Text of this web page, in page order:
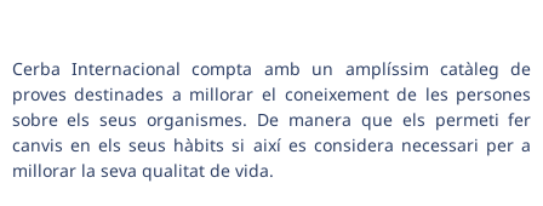
Cerba Internacional compta amb un amplíssim catàleg de
proves destinades a millorar el coneixement de les persones
sobre els seus organismes. De manera que els permeti fer
canvis en els seus hàbits si així es considera necessari per a
millorar la seva qualitat de vida.